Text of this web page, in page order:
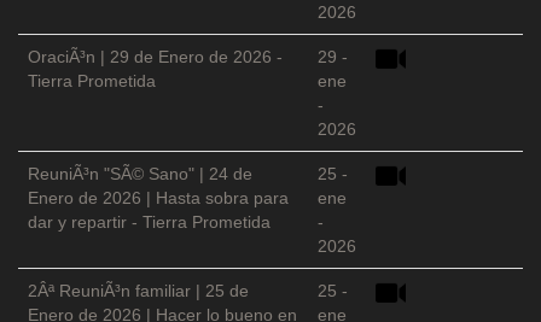
2026
OraciÃ³n | 29 de Enero de 2026 -
Tierra Prometida
29 -
ene
-
2026
ReuniÃ³n "SÃ© Sano" | 24 de
Enero de 2026 | Hasta sobra para
dar y repartir - Tierra Prometida
25 -
ene
-
2026
2Âª ReuniÃ³n familiar | 25 de
Enero de 2026 | Hacer lo bueno en
25 -
ene